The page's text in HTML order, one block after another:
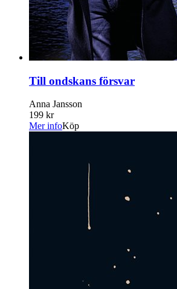
Till ondskans försvar
Anna Jansson
199 kr
Mer infoKöp